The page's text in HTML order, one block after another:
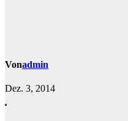
Vonadmin
Dez. 3, 2014